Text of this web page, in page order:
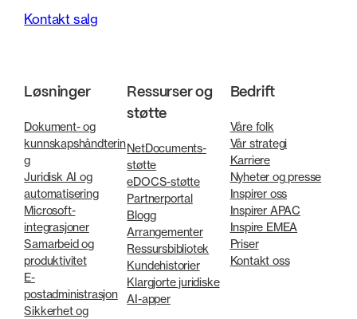
Kontakt salg
Løsninger
Dokument- og
kunnskapshåndterin
g
Juridisk AI og
automatisering
Microsoft-
integrasjoner
Samarbeid og
produktivitet
E-
postadministrasjon
Sikkerhet og
Ressurser og
støtte
NetDocuments-
støtte
eDOCS-støtte
Partnerportal
Blogg
Arrangementer
Ressursbibliotek
Kundehistorier
Klargjorte juridiske
AI-apper
Bedrift
Våre folk
Vår strategi
Karriere
Nyheter og presse
Inspirer oss
Inspirer APAC
Inspire EMEA
Priser
Kontakt oss